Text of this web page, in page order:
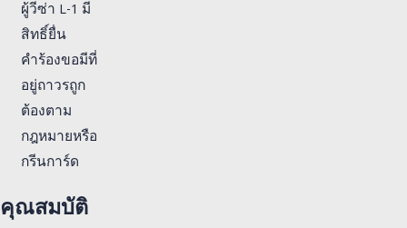
ผู้วีซ่า L-1 มี
สิทธิ์ยื่น
คำร้องขอมีที่
อยู่ถาวรถูก
ต้องตาม
กฎหมายหรือ
กรีนการ์ด
คุณสมบัติ